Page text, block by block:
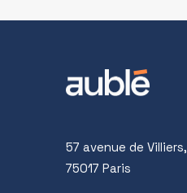
57 avenue de Villiers,
75017 Paris